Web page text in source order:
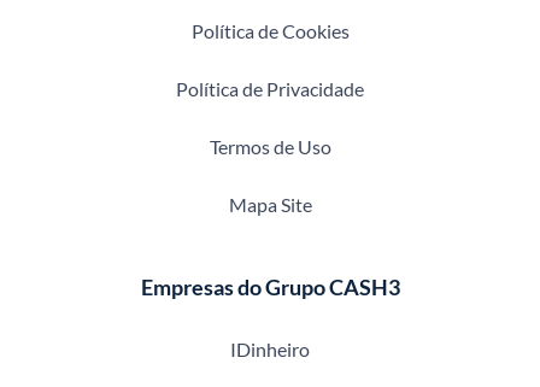
Política de Cookies
Política de Privacidade
Termos de Uso
Mapa Site
Empresas do Grupo CASH3
IDinheiro